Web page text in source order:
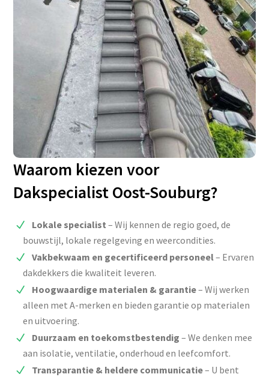
Waarom kiezen voor
Dakspecialist Oost-Souburg?
Lokale specialist – Wij kennen de regio goed, de
bouwstijl, lokale regelgeving en weercondities.
Vakbekwaam en gecertificeerd personeel– Ervaren
dakdekkers die kwaliteit leveren.
Hoogwaardige materialen & garantie– Wij werken
alleen met A-merken en bieden garantie op materialen
en uitvoering.
Duurzaam en toekomstbestendig – We denken mee
aan isolatie, ventilatie, onderhoud en leefcomfort.
Transparantie & heldere communicatie– U bent